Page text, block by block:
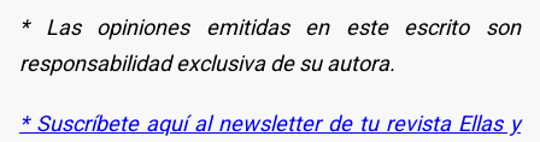
* Las opiniones emitidas en este escrito son
responsabilidad exclusiva de su autora.
* Suscríbete aquí al newsletter de tu revista Ellas y